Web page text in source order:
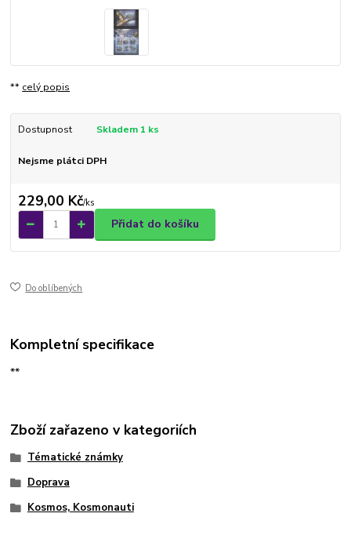
** celý popis
Dostupnost Skladem 1 ks
Nejsme plátci DPH
229,00 Kč/ks
Přidat do košíku
Do oblíbených
Kompletní specifikace
**
Zboží zařazeno v kategoriích
Tématické známky
Doprava
Kosmos, Kosmonauti